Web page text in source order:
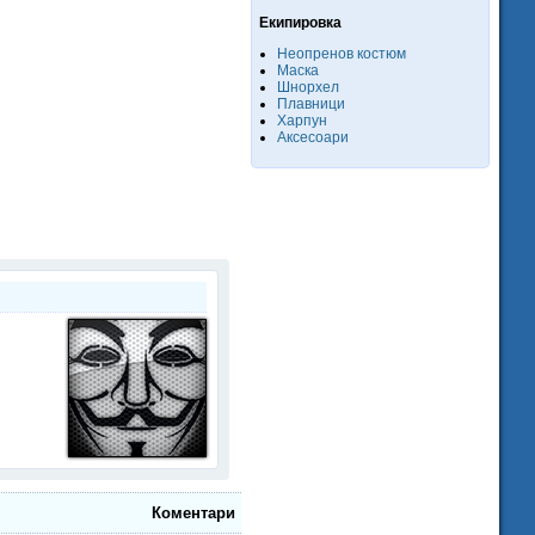
Коментари
Екипировка
Неопренов костюм
Маска
Шнорхел
Плавници
Харпун
Аксесоари